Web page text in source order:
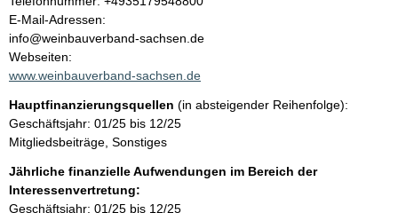
a
l
t
o
n
t
a
t
i
n
f
o
r
E-Mail-Adressen:
info@weinbauverband-sachsen.de
Webseiten:
www.weinbauverband-sachsen.de
Hauptfinanzierungsquellen (in absteigender Reihenfolge):
Geschäftsjahr: 01/25 bis 12/25
Mitgliedsbeiträge, Sonstiges
Jährliche finanzielle Aufwendungen im Bereich der
Interessenvertretung:
Geschäftsjahr: 01/25 bis 12/25